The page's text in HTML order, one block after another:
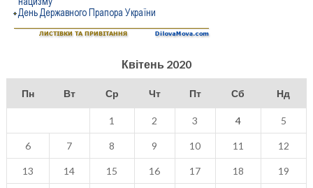
Квітень 2020
Пн Вт Ср Чт Пт Сб Нд
1 2 3 4 5
6 7 8 9 10 11 12
13 14 15 16 17 18 19